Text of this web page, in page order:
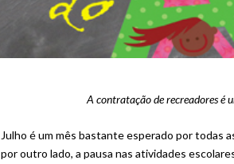
A contratação de recreadores é
Julho é um mês bastante esperado por todas
por outro lado, a pausa nas atividades